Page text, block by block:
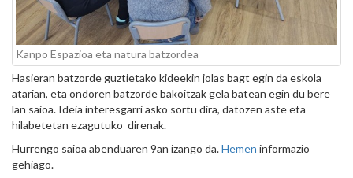
Kanpo Espazioa eta natura batzordea
Hasieran batzorde guztietako kideekin jolas bagt egin da eskola
atarian, eta ondoren batzorde bakoitzak gela batean egin du bere
lan saioa. Ideia interesgarri asko sortu dira, datozen aste eta
hilabetetan ezagutuko direnak.
Hurrengo saioa abenduaren 9an izango da.Hemen informazio
gehiago.